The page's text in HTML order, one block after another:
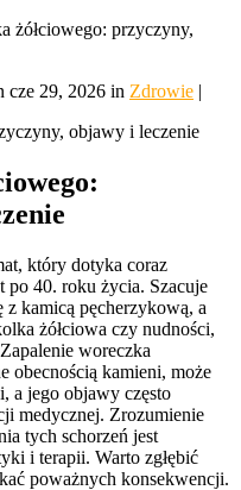
żółciowego: przyczyny,
cze 29, 2026 in Zdrowie |
który dotyka coraz
po 40. roku życia. Szacuje
z kamicą pęcherzykową, a
żółciowa czy nudności,
woreczka
obecnością kamieni, może
a jego objawy często
medycznej. Zrozumienie
tych schorzeń jest
i terapii. Warto zgłębić
poważnych konsekwencji.